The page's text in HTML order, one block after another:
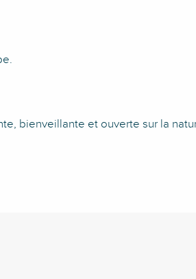
bienveillante et ouverte sur la